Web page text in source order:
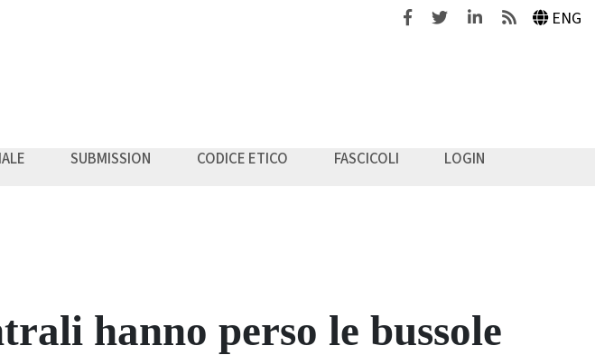
FacebookTwitterLinkedinFeeds ENG
SUBMISSION CODICE ETICO FASCICOLI
LOGIN
hanno perso le bussole